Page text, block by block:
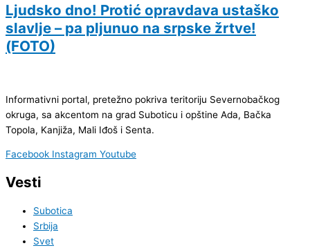
Ljudsko dno! Protić opravdava ustaško
slavlje – pa pljunuo na srpske žrtve!
(FOTO)
Informativni portal, pretežno pokriva teritoriju Severnobačkog
okruga, sa akcentom na grad Suboticu i opštine Ada, Bačka
Topola, Kanjiža, Mali Iđoš i Senta.
Facebook Instagram Youtube
Vesti
Subotica
Srbija
Svet